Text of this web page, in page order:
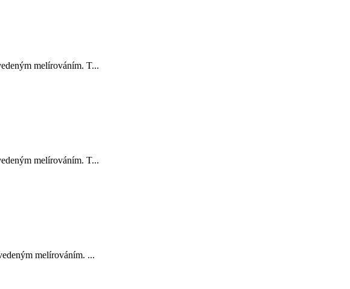
melírováním. T...
melírováním. T...
melírováním. ...